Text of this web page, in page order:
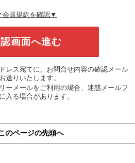
員規約を確認▼
レス宛てに、お問合せ内容の確認メール
送りいたします。
ーメールをご利用の場合、迷惑メールフ
入る場合があります。
のページの先頭へ